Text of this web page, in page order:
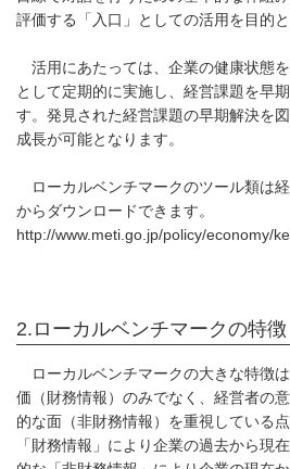
評価する「入口」としての活用を目的と
活用にあたっては、企業の健康状態
として定期的に実施し、経営課題を早
す。発見された経営課題の早期解決を
成長が可能となります。
ローカルベンチマークのツール類は
からダウンロードできます。
http://www.meti.go.jp/policy/economy/
2.ローカルベンチマークの特徴
ローカルベンチマークの大きな特徴
価（財務情報）のみでなく、経営者の
的な面（非財務情報）を重視している
「財務情報」により企業の過去から現